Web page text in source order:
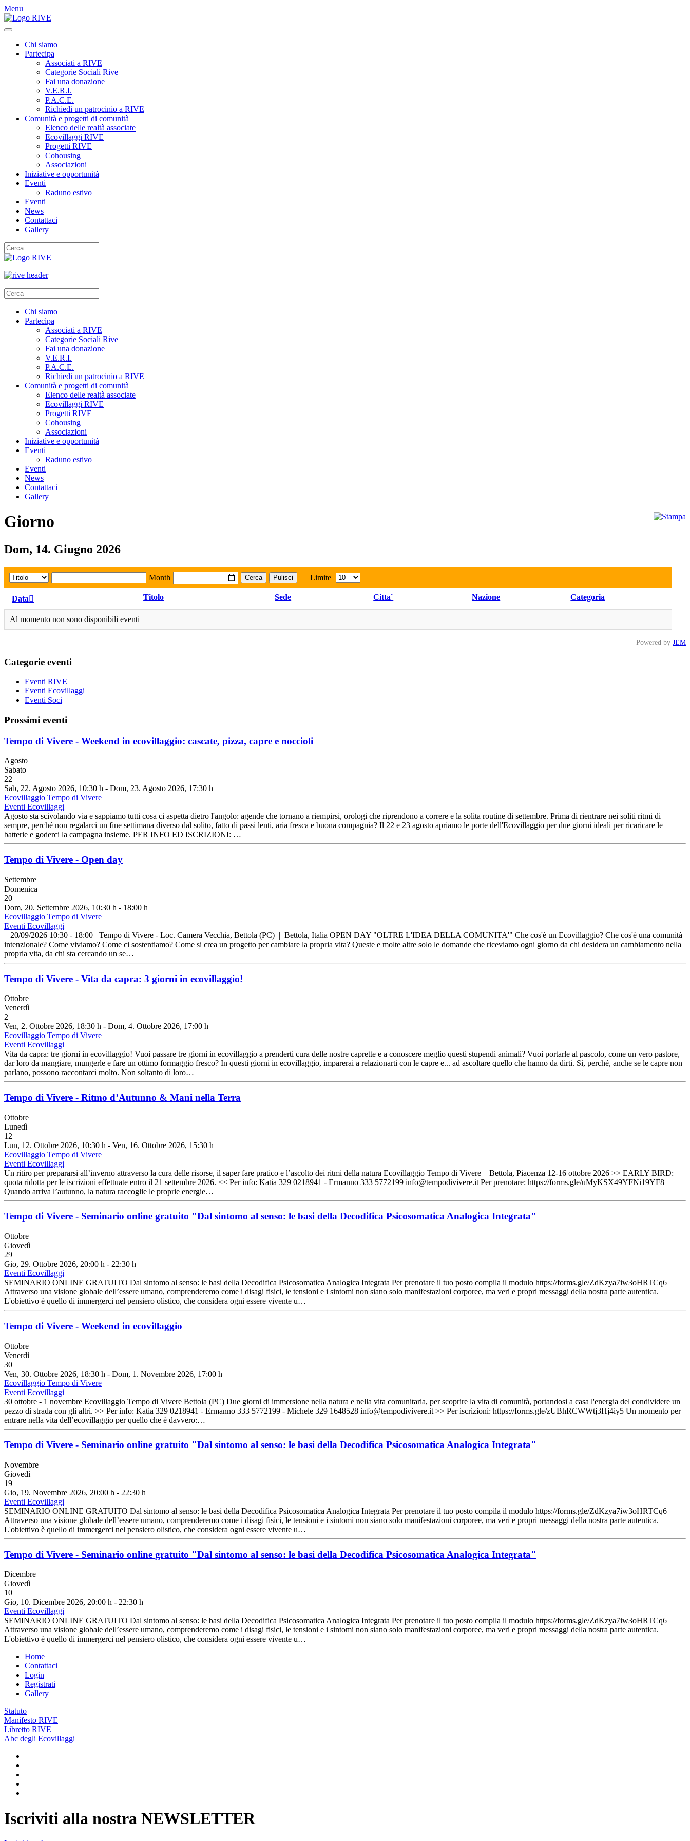
Menu
Chi siamo
Partecipa
Associati a RIVE
Categorie Sociali Rive
Fai una donazione
V.E.R.I.
P.A.C.E.
Richiedi un patrocinio a RIVE
Comunità e progetti di comunità
Elenco delle realtà associate
Ecovillaggi RIVE
Progetti RIVE
Cohousing
Associazioni
Iniziative e opportunità
Eventi
Raduno estivo
Eventi
News
Contattaci
Gallery
Chi siamo
Partecipa
Associati a RIVE
Categorie Sociali Rive
Fai una donazione
V.E.R.I.
P.A.C.E.
Richiedi un patrocinio a RIVE
Comunità e progetti di comunità
Elenco delle realtà associate
Ecovillaggi RIVE
Progetti RIVE
Cohousing
Associazioni
Iniziative e opportunità
Eventi
Raduno estivo
Eventi
News
Contattaci
Gallery
Giorno
Dom, 14. Giugno 2026
Month Cerca Pulisci Limite
Data Titolo Sede Citta` Nazione Categoria
Al momento non sono disponibili eventi
Powered by JEM
Categorie eventi
Eventi RIVE
Eventi Ecovillaggi
Eventi Soci
Prossimi eventi
Tempo di Vivere - Weekend in ecovillaggio: cascate, pizza, capre e noccioli
Agosto
Sabato
22
Sab, 22. Agosto 2026, 10:30 h - Dom, 23. Agosto 2026, 17:30 h
Ecovillaggio Tempo di Vivere
Eventi Ecovillaggi
Agosto sta scivolando via e sappiamo tutti cosa ci aspetta dietro l'angolo: agende che tornano a riempirsi, orologi che riprendono a correre e la solita routine di settembre. Prima di rientrare nei soliti ritmi di
sempre, perché non regalarci un fine settimana diverso dal solito, fatto di passi lenti, aria fresca e buona compagnia? Il 22 e 23 agosto apriamo le porte dell'Ecovillaggio per due giorni ideali per ricaricare le
batterie e goderci la campagna insieme. PER INFO ED ISCRIZIONI: …
Tempo di Vivere - Open day
Settembre
Domenica
20
Dom, 20. Settembre 2026, 10:30 h - 18:00 h
Ecovillaggio Tempo di Vivere
Eventi Ecovillaggi
20/09/2026 10:30 - 18:00 Tempo di Vivere - Loc. Camera Vecchia, Bettola (PC) | Bettola, Italia OPEN DAY "OLTRE L'IDEA DELLA COMUNITA'" Che cos'è un Ecovillaggio? Che cos'è una comunità
intenzionale? Come viviamo? Come ci sostentiamo? Come si crea un progetto per cambiare la propria vita? Queste e molte altre solo le domande che riceviamo ogni giorno da chi desidera un cambiamento nella
propria vita, da chi sta cercando un se…
Tempo di Vivere - Vita da capra: 3 giorni in ecovillaggio!
Ottobre
Venerdì
2
Ven, 2. Ottobre 2026, 18:30 h - Dom, 4. Ottobre 2026, 17:00 h
Ecovillaggio Tempo di Vivere
Eventi Ecovillaggi
Vita da capra: tre giorni in ecovillaggio! Vuoi passare tre giorni in ecovillaggio a prenderti cura delle nostre caprette e a conoscere meglio questi stupendi animali? Vuoi portarle al pascolo, come un vero pastore,
dar loro da mangiare, mungerle e fare un ottimo formaggio fresco? In questi giorni in ecovillaggio, imparerai a relazionarti con le capre e... ad ascoltare quello che hanno da dirti. Sì, perché, anche se le capre non
parlano, possono raccontarci molto. Non soltanto di loro…
Tempo di Vivere - Ritmo d’Autunno & Mani nella Terra
Ottobre
Lunedì
12
Lun, 12. Ottobre 2026, 10:30 h - Ven, 16. Ottobre 2026, 15:30 h
Ecovillaggio Tempo di Vivere
Eventi Ecovillaggi
Un ritiro per prepararsi all’inverno attraverso la cura delle risorse, il saper fare pratico e l’ascolto dei ritmi della natura Ecovillaggio Tempo di Vivere – Bettola, Piacenza 12-16 ottobre 2026 >> EARLY BIRD:
quota ridotta per le iscrizioni effettuate entro il 21 settembre 2026. << Per info: Katia 329 0218941 - Ermanno 333 5772199 info@tempodivivere.it Per prenotare: https://forms.gle/uMyKSX49YFNi19YF8
Quando arriva l’autunno, la natura raccoglie le proprie energie…
Tempo di Vivere - Seminario online gratuito "Dal sintomo al senso: le basi della Decodifica Psicosomatica Analogica Integrata"
Ottobre
Giovedì
29
Gio, 29. Ottobre 2026, 20:00 h - 22:30 h
Eventi Ecovillaggi
SEMINARIO ONLINE GRATUITO Dal sintomo al senso: le basi della Decodifica Psicosomatica Analogica Integrata Per prenotare il tuo posto compila il modulo https://forms.gle/ZdKzya7iw3oHRTCq6
Attraverso una visione globale dell’essere umano, comprenderemo come i disagi fisici, le tensioni e i sintomi non siano solo manifestazioni corporee, ma veri e propri messaggi della nostra parte autentica.
L'obiettivo è quello di immergerci nel pensiero olistico, che considera ogni essere vivente u…
Tempo di Vivere - Weekend in ecovillaggio
Ottobre
Venerdì
30
Ven, 30. Ottobre 2026, 18:30 h - Dom, 1. Novembre 2026, 17:00 h
Ecovillaggio Tempo di Vivere
Eventi Ecovillaggi
30 ottobre - 1 novembre Ecovillaggio Tempo di Vivere Bettola (PC) Due giorni di immersione nella natura e nella vita comunitaria, per scoprire la vita di comunità, portandosi a casa l'energia del condividere un
pezzo di strada con gli altri. >> Per info: Katia 329 0218941 - Ermanno 333 5772199 - Michele 329 1648528 info@tempodivivere.it >> Per iscrizioni: https://forms.gle/zUBhRCWWtj3Hj4iy5 Un momento per
entrare nella vita dell’ecovillaggio per quello che è davvero:…
Tempo di Vivere - Seminario online gratuito "Dal sintomo al senso: le basi della Decodifica Psicosomatica Analogica Integrata"
Novembre
Giovedì
19
Gio, 19. Novembre 2026, 20:00 h - 22:30 h
Eventi Ecovillaggi
SEMINARIO ONLINE GRATUITO Dal sintomo al senso: le basi della Decodifica Psicosomatica Analogica Integrata Per prenotare il tuo posto compila il modulo https://forms.gle/ZdKzya7iw3oHRTCq6
Attraverso una visione globale dell’essere umano, comprenderemo come i disagi fisici, le tensioni e i sintomi non siano solo manifestazioni corporee, ma veri e propri messaggi della nostra parte autentica.
L'obiettivo è quello di immergerci nel pensiero olistico, che considera ogni essere vivente u…
Tempo di Vivere - Seminario online gratuito "Dal sintomo al senso: le basi della Decodifica Psicosomatica Analogica Integrata"
Dicembre
Giovedì
10
Gio, 10. Dicembre 2026, 20:00 h - 22:30 h
Eventi Ecovillaggi
SEMINARIO ONLINE GRATUITO Dal sintomo al senso: le basi della Decodifica Psicosomatica Analogica Integrata Per prenotare il tuo posto compila il modulo https://forms.gle/ZdKzya7iw3oHRTCq6
Attraverso una visione globale dell’essere umano, comprenderemo come i disagi fisici, le tensioni e i sintomi non siano solo manifestazioni corporee, ma veri e propri messaggi della nostra parte autentica.
L'obiettivo è quello di immergerci nel pensiero olistico, che considera ogni essere vivente u…
Home
Contattaci
Login
Registrati
Gallery
Statuto
Manifesto RIVE
Libretto RIVE
Abc degli Ecovillaggi
Iscriviti alla nostra NEWSLETTER